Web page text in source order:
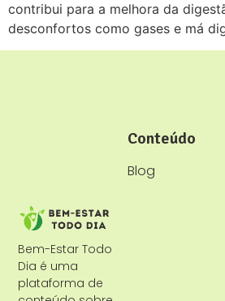
contribui para a melhora da
desconfortos como gases e má
Bem-Estar Todo
Dia é uma
plataforma de
Conteúdo
Blog